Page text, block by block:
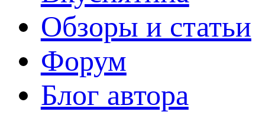
Обзоры и статьи
Форум
Блог автора